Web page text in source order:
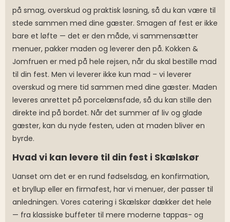
på smag, overskud og praktisk løsning, så du kan være til
stede sammen med dine gæster. Smagen af fest er ikke
bare et løfte — det er den måde, vi sammensætter
menuer, pakker maden og leverer den på. Kokken &
Jomfruen er med på hele rejsen, når du skal bestille mad
til din fest. Men vi leverer ikke kun mad – vi leverer
overskud og mere tid sammen med dine gæster. Maden
leveres anrettet på porcelænsfade, så du kan stille den
direkte ind på bordet. Når det summer af liv og glade
gæster, kan du nyde festen, uden at maden bliver en
byrde.
Hvad vi kan levere til din fest i Skælskør
Uanset om det er en rund fødselsdag, en konfirmation,
et bryllup eller en firmafest, har vi menuer, der passer til
anledningen. Vores catering i Skælskør dækker det hele
— fra klassiske buffeter til mere moderne tappas- og